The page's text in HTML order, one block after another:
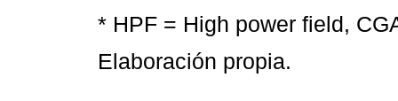
* HPF = High power field,
Elaboración propia.